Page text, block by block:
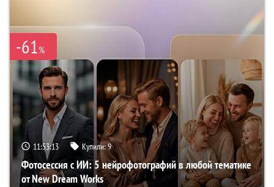
-61%
11:53:12 Купили:9
Фотосессия с ИИ: 5 нейрофотографий в любой тематике
от New Dream Works